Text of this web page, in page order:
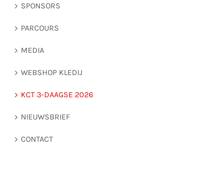
SPONSORS
PARCOURS
MEDIA
WEBSHOP KLEDIJ
KCT 3-DAAGSE 2026
NIEUWSBRIEF
CONTACT